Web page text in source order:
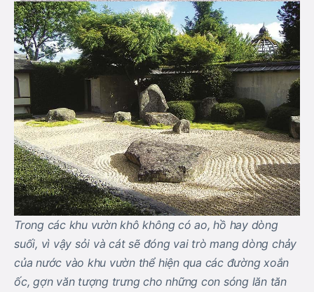
Trong các khu vườn khô không có ao, hồ hay dòng
suối, vì vậy sỏi và cát sẽ đóng vai trò mang dòng chảy
của nước vào khu vườn thể hiện qua các đường xoắn
ốc, gợn văn tượng trưng cho những con sóng lăn tăn